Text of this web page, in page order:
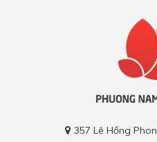
357 Lê Hồng